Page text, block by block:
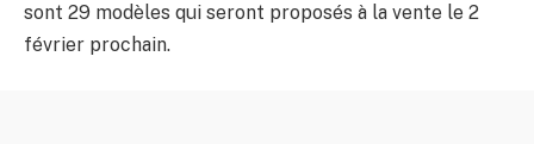
sont 29 modèles qui seront proposés à la vente le 2
février prochain.